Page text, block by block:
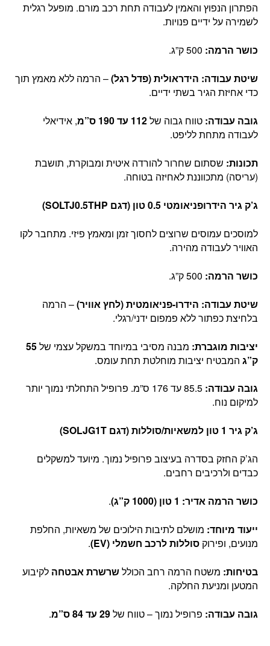
הפתרון הנפוץ והאמין לעבודה תחת רכב מורם. מופעל רגלית
לשמירה על ידיים פנויות.
כושר הרמה:
שיטת עבודה: הידראולית (פדל רגל)– הרמה ללא מאמץ תוך
כדי אחיזת הגיר בשתי ידיים.
גובה עבודה: טווח גבוה של112 עד 190 ס”מ
, אידיאלי
לעבודה מתחת לליפט.
תכונות: שסתום שחרור להורדה איטית ומבוקרת, תושבת
(עריסה) מתכווננת לאחיזה בטוחה.
ג’ק גיר הידרופניאומטי 0.5 טון (דגם SOLTJ0.5THP)
למוסכים עמוסים שרוצים לחסוך זמן ומאמץ פיזי. מתחבר לקו
האוויר לעבודה מהירה.
כושר הרמה:
שיטת עבודה: הידרו-פניאומטית (לחץ אוויר)– הרמה
בלחיצת כפתור ללא פמפום ידני/רגלי.
יציבות מוגברת: מבנה מסיבי במיוחד במשקל עצמי של55
ק”גהמבטיח יציבות מוחלטת תחת עומס.
גובה עבודה:
85.5 עד 176 ס”מ. פרופיל התחלתי נמוך יותר
למיקום נוח.
ג’ק גיר 1 טון למשאיות/סוללות (דגם SOLJG1T)
הג’ק החזק בסדרה בעיצוב פרופיל נמוך. מיועד למשקלים
כבדים ולרכיבים רחבים.
כושר הרמה אדיר: 1 טון (1000 ק”ג) .
ייעוד מיוחד: מושלם לתיבות הילוכים של משאיות, החלפת
מנועים, ופירוק סוללות לרכב חשמלי (EV) .
בטיחות: משטח הרמה רחב הכוללשרשרת אבטחה לקיבוע
המטען ומניעת החלקה.
גובה עבודה: פרופיל נמוך – טווח של29 עד 84 ס”מ .